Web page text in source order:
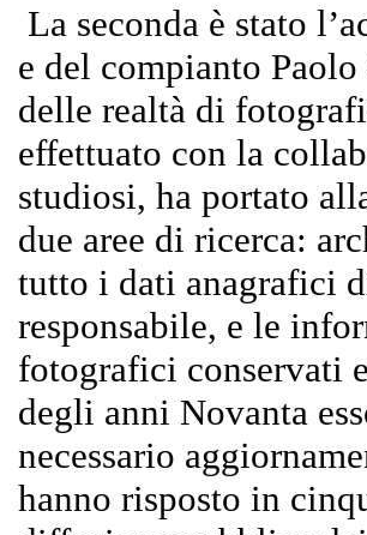
La seconda è stato
e del compianto
delle realtà di
effettuato con la
studiosi, ha portato
due aree di ricerca:
tutto i dati anagrafici
responsabile, e le
fotografici conservati
degli anni Novanta
necessario
hanno risposto in